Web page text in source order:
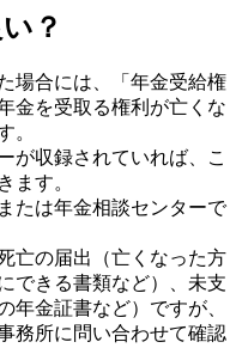
？
場合には、「年金受給権
金を受取る権利が亡くな
。
が収録されていれば、こ
ます。
たは年金相談センターで
亡の届出（亡くなった方
できる書類など）、未支
年金証書など）ですが、
務所に問い合わせて確認